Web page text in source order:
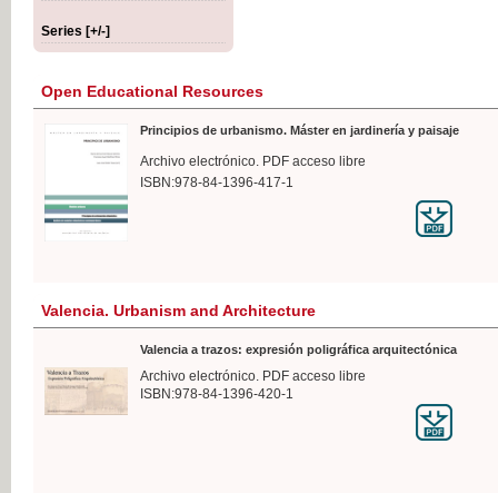
Series [+/-]
Open Educational Resources
Principios de urbanismo. Máster en jardinería y paisaje
Archivo electrónico. PDF acceso libre
ISBN:978-84-1396-417-1
Valencia. Urbanism and Architecture
Valencia a trazos: expresión poligráfica arquitectónica
Archivo electrónico. PDF acceso libre
ISBN:978-84-1396-420-1